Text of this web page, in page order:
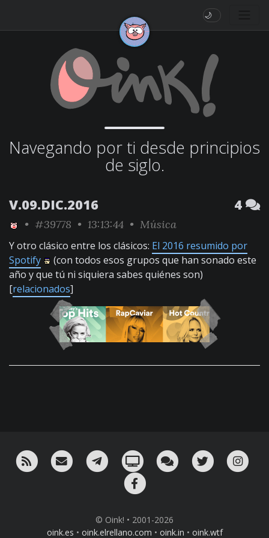
🌙
Navegando por ti desde principios
de siglo.
V.09.DIC.2016 4
• #39778 • 13:13:44 • Música
Y otro clásico entre los clásicos: El 2016 resumido por
Spotify
(con todos esos grupos que han sonado este
año y que tú ni siquiera sabes quiénes son)
[relacionados]
RSS ¡Mándame un email!¡Nuestro canal en Telegram!
Oink! TV Charla con nosotros
Twitter
© Oink! • 2001-2026
oink.es • oink.elrellano.com • oink.in • oink.wtf